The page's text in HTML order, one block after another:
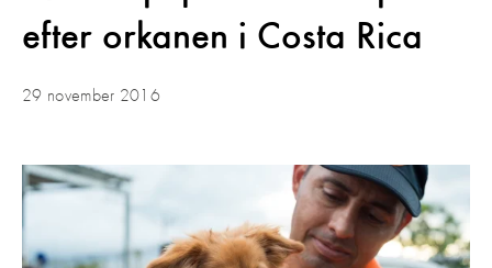
efter orkanen i Costa Rica
29 november 2016